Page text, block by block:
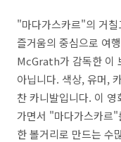
"마다가스카르"의 거
즐거움의 중심으로 여
McGrath가 감독한 이
아닙니다. 색상, 유머,
찬 카니발입니다. 이
가면서 "마다가스카르"
한 볼거리로 만드는 수